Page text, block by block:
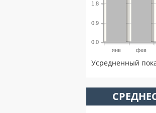
янв фев
0.0
0.9
1.8
Усредненный